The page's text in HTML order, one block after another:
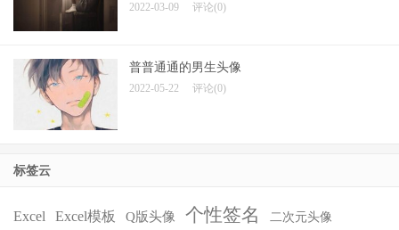
2022-03-09 评论(0)
普普通通的男生头像
2022-05-22 评论(0)
标签云
Excel Excel模板 Q版头像 个性签名 二次元头像